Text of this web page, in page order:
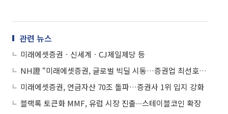
관련 뉴스
미래에셋증권ㆍ신세계ㆍCJ제일제당 등
NH證 “미래에셋증권, 글로벌 빅딜 시동…증권업 최선호주”
미래에셋증권, 연금자산 70조 돌파…증권사 1위 입지 강화
블랙록 토큰화 MMF, 유럽 시장 진출∙∙∙스테이블코인 확장